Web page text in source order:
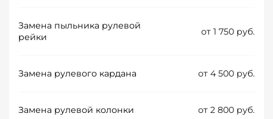
Замена пыльника рулевой
рейки
от 1 750 руб.
Замена рулевого кардана от 4 500 руб.
Замена рулевой колонки от 2 800 руб.